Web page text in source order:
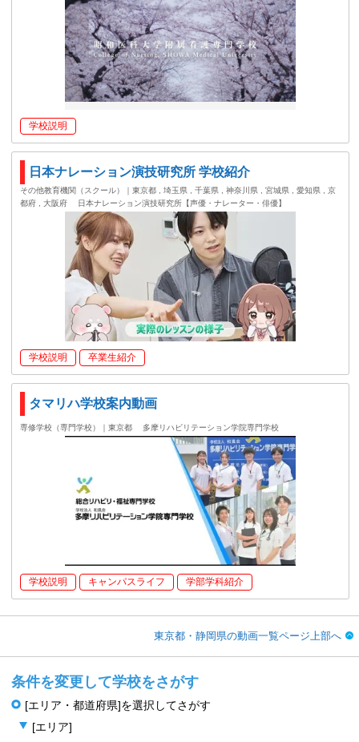
学校説明
日本ナレーション演技研究所 学校紹介
その他教育機関（スクール）｜東京都 , 埼玉県 , 千葉県 , 神奈川県 , 宮城県 , 愛知県 , 京
都府 , 大阪府
日本ナレーション演技研究所【声優・ナレーター・俳優】
学校説明 卒業生紹介
タマリハ学校案内動画
専修学校（専門学校）｜東京都 多摩リハビリテーション学院専門学校
学校説明 キャンパスライフ 学部学科紹介
東京都・静岡県の動画一覧ページ上部へ
条件を変更して学校をさがす
[エリア・都道府県]を選択してさがす
[エリア]